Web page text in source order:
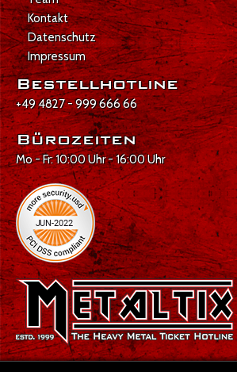
Kontakt
Datenschutz
Impressum
Bestellhotline
+49 4827 - 999 666 66
Bürozeiten
Mo - Fr: 10:00 Uhr - 16:00 Uhr